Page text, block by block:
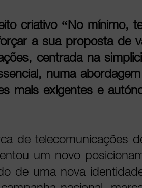
criativo “No mínimo,
a sua proposta de
centrada na
numa
mais exigentes e
de telecomunicações
um novo
de uma nova